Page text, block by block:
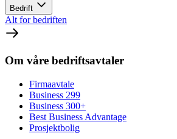
Bedrift
Alt for bedriften
Om våre bedriftsavtaler
Firmaavtale
Business 299
Business 300+
Best Business Advantage
Prosjektbolig